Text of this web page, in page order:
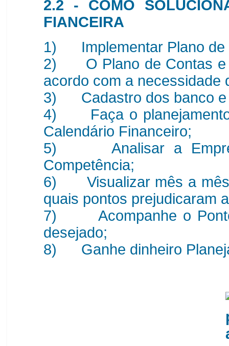
2.2 - COMO
FIANCEIRA
1) Implementar Plano de
2) O Plano de Contas e
acordo com a necessidade
3) Cadastro dos banco e
4) Faça o planejamento
Calendário Financeiro;
5) Analisar a
Competência;
6) Visualizar mês a mês
quais pontos prejudicaram
7) Acompanhe o Ponto
desejado;
8) Ganhe dinheiro